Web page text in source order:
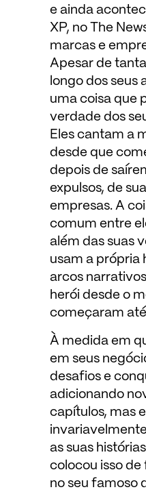
e ainda
XP, no The
marcas e
Apesar de
longo dos seus
uma coisa que
verdade dos
Eles cantam a
desde que
depois de
expulsos, de
empresas. A
comum entre
além das suas
usam a própria
arcos
herói desde o
começaram até
À medida em
em seus
desafios e
adicionando
capítulos, mas
as suas
colocou isso de
no seu famoso